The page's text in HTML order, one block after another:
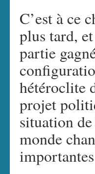
C’est à ce
plus tard,
partie
hétéroclite
projet
situation
monde